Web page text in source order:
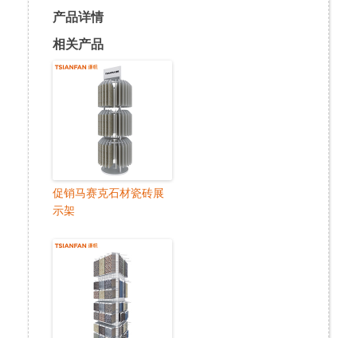
产品详情
相关产品
促销马赛克石材瓷砖展
示架